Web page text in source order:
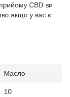
CBD ви
якщо у вас є
Масло
10